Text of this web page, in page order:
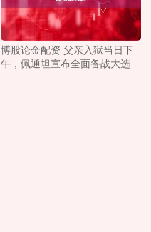
博股论金配资 父亲入狱当日下
午，佩通坦宣布全面备战大选